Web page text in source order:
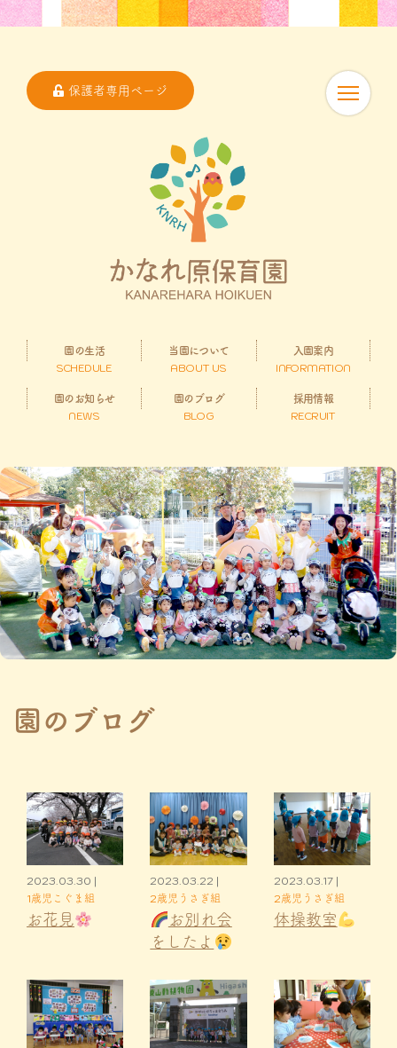
保護者専用ページ
園の生活
SCHEDULE
当園について
ABOUT US
入園案内
INFORMATION
園のお知らせ
NEWS
園のブログ
BLOG
採用情報
RECRUIT
園のブログ
2023.03.30 |
1歳児こぐま組
お花見
2023.03.22 |
2歳児うさぎ組
お別れ会
をしたよ
2023.03.17 |
2歳児うさぎ組
体操教室